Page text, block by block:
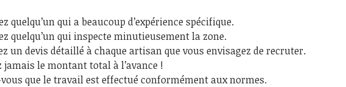
quelqu’un qui a beaucoup d’expérience spécifique.
quelqu’un qui inspecte minutieusement la zone.
un devis détaillé à chaque artisan que vous envisagez de recruter.
jamais le montant total à l’avance !
que le travail est effectué conformément aux normes.